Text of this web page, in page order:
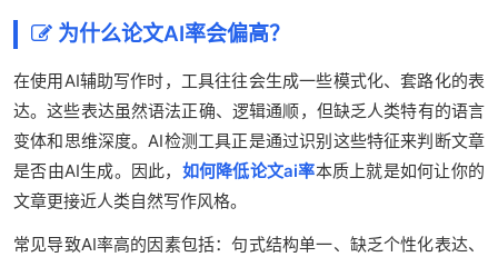
为什么论文AI率会偏高？
在使用AI辅助写作时，工具往往会生成一些模式化、套路化的表
达。这些表达虽然语法正确、逻辑通顺，但缺乏人类特有的语言
变体和思维深度。AI检测工具正是通过识别这些特征来判断文章
是否由AI生成。因此， 如何降低论文ai率本质上就是如何让你的
文章更接近人类自然写作风格。
常见导致AI率高的因素包括：句式结构单一、缺乏个性化表达、